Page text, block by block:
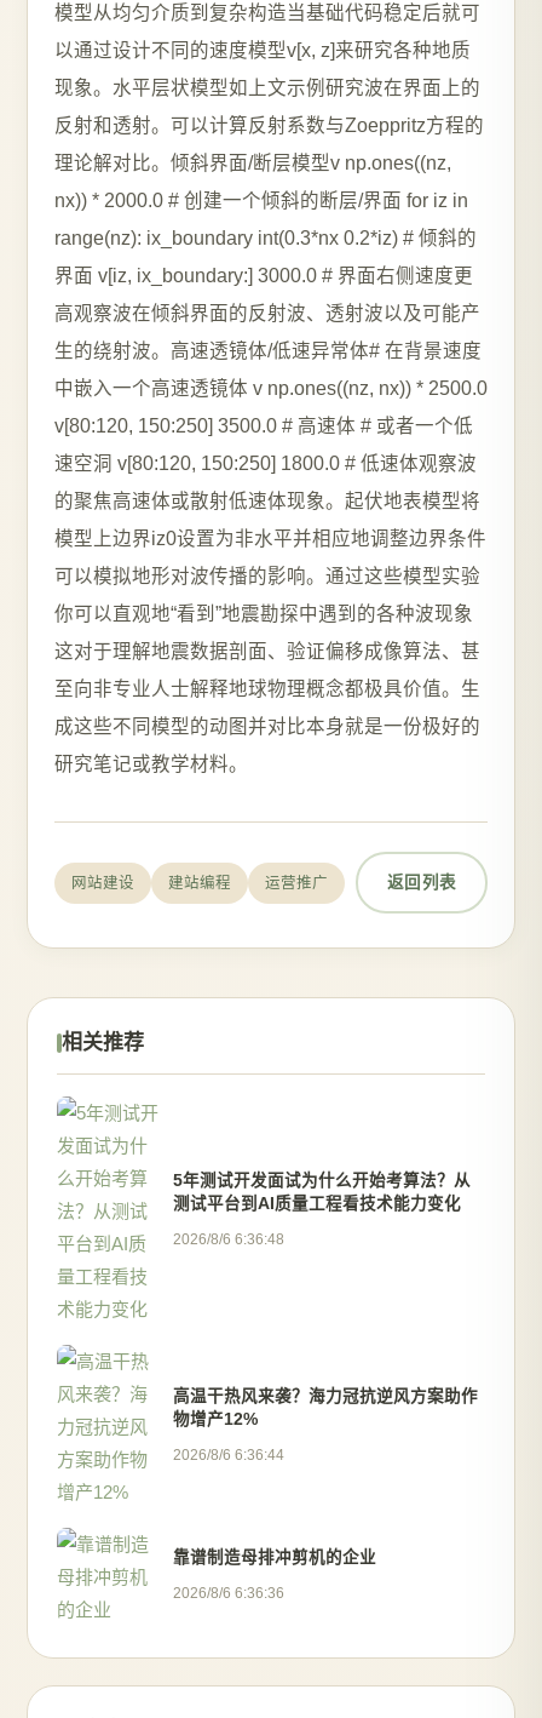
网站建设 建站编程 运营推广 返回列表
相关推荐
5年测试开发面试为什么开始考算法？从
测试平台到AI质量工程看技术能力变化
2026/8/6 6:36:48
高温干热风来袭？海力冠抗逆风方案助作
物增产12%
2026/8/6 6:36:44
靠谱制造母排冲剪机的企业
2026/8/6 6:36:36